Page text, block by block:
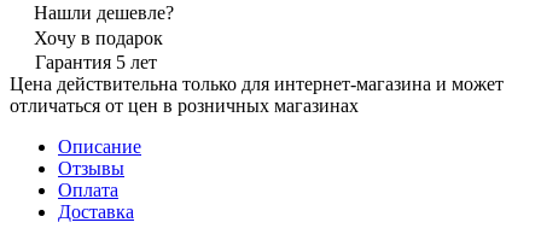
Нашли дешевле?
Хочу в подарок
Гарантия 5 лет
Цена действительна только для интернет-магазина и может
отличаться от цен в розничных магазинах
Описание
Отзывы
Оплата
Доставка